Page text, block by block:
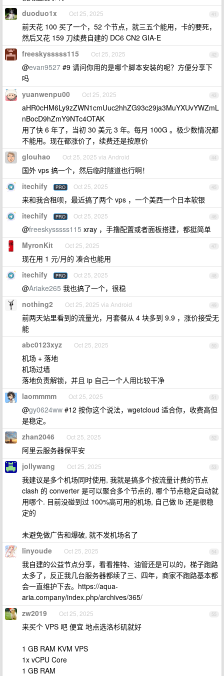
41
duoduo1x Oct 25, 2025
前天花 100 买了一个，52 个节点，就三五个能用，卡的要死，
然后又花 159 刀续费自建的 DC6 CN2 GIA-E
42
freeskysssss115 Oct 25, 2025
@evan9527 #9 请问你用的是哪个脚本安装的呢？方便分享下
吗
43
yuanwenpu00 Oct 25, 2025
aHR0cHM6Ly9zZWN1cmUuc2hhZG93c29ja3MuYXUvYWZmL
nBocD9hZmY9NTc4OTAK
用了快 6 年了，当初 30 美元 3 年。每月 100G 。极少数情况都
不能用。现在都涨价了，续费还是按原价
44
glouhao Oct 25, 2025 via Android
国外 vps 搞一个，然后临时隧道也行啊！
45
itechify PRO Oct 25, 2025
来和我合租呗，最近搞了两个 vps ，一个美西一个日本软银
46
itechify PRO Oct 25, 2025
@freeskysssss115 xray ，手撸配置或者面板搭建，都挺简单
47
MyronKit Oct 25, 2025
现在用 1 元/月的 凑合也能用
48
itechify PRO Oct 25, 2025
@Ariake265 我也搞了一个，很稳
49
nothing2 Oct 25, 2025 via Android
前两天站里看到的流量光，月套餐从 4 块多到 9.9 ，涨价接受无
能
50
abc0123xyz Oct 25, 2025
机场 + 落地
机场过墙
落地负责解锁，并且 ip 自己一个人用比较干净
51
laommmm Oct 25, 2025
@gy0624ww #12 按你这个说法，wgetcloud 适合你，收费高但
是稳定。
52
zhan2046 Oct 25, 2025
阿里云服务器保平安
53
jollywang Oct 25, 2025
我建议是多个机场同时使用, 我就是搞多个按流量计费的节点
clash 的 converter 是可以聚合多个节点的, 哪个节点稳定自动就
用哪个. 目前没碰到过 100%高可用的机场, 自己做 lb 还是很稳
定的
未避免做广告和爆破, 就不发机场名了
54
linyoude Oct 25, 2025
我自建的公益节点分享，看看推特、油管还是可以的，梯子跑路
太多了，反正我几台服务器都续了三、四年，商家不跑路基本都
会一直维护下去。https://aqua-
aria.company/index.php/archives/365/
55
zw2019 Oct 25, 2025
来买个 VPS 吧 便宜 地点选洛杉矶就好
1 GB RAM KVM VPS
1x vCPU Core
1 GB RAM